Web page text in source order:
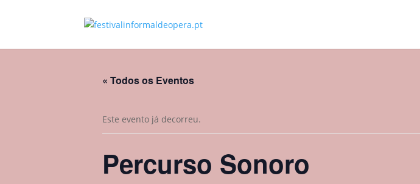
« Todos os Eventos
Este evento já decorreu.
Percurso Sonoro